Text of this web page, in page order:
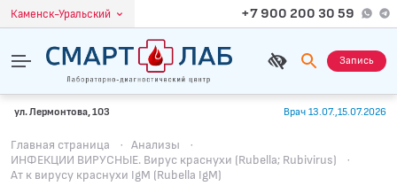
Каменск-Уральский +7 900 200 30 59
Запись
ул. Лермонтова, 103 Врач 13.07.,15.07.2026
Главная страница · Анализы
·
ИНФЕКЦИИ ВИРУСНЫЕ. Вирус краснухи (Rubella; Rubivirus)
·
Ат к вирусу краснухи IgM (Rubella IgM)